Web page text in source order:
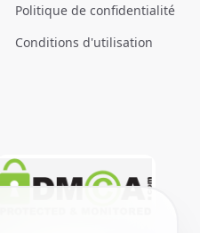
Politique de confidentialité
Conditions d'utilisation